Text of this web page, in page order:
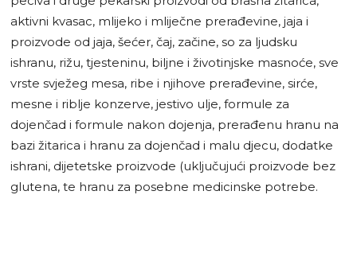
aktivni kvasac, mlijeko i mliječne prerađevine, jaja i
proizvode od jaja, šećer, čaj, začine, so za ljudsku
ishranu, rižu, tjesteninu, biljne i životinjske masnoće, sve
vrste svježeg mesa, ribe i njihove prerađevine, sirće,
mesne i riblje konzerve, jestivo ulje, formule za
dojenčad i formule nakon dojenja, prerađenu hranu na
bazi žitarica i hranu za dojenčad i malu djecu, dodatke
ishrani, dijetetske proizvode (uključujući proizvode bez
glutena, te hranu za posebne medicinske potrebe.